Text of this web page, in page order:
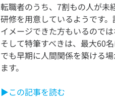
転職者のうち、7割もの人が未
研修を用意しているようです
イメージできた方もいるのでは
そして特筆すべきは、最大60
でも早期に人間関係を築ける
▶この記事を読む